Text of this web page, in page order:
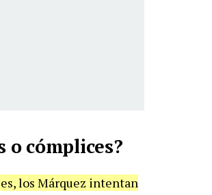
o cómplices?
los Márquez intentan